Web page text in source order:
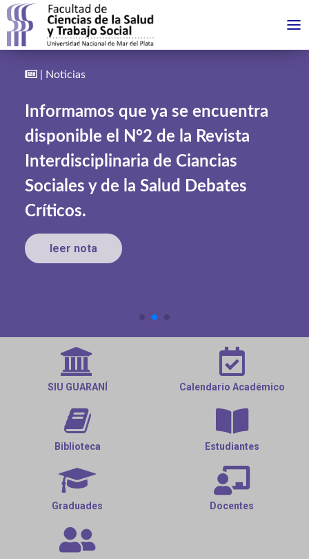
| Noticias
Informamos que ya se encuentra
disponible el N°2 de la Revista
Interdisciplinaria de Ciancias
Sociales y de la Salud Debates
Críticos.
leer nota
SIU GUARANÍ Calendario Académico
Biblioteca Estudiantes
Graduades Docentes